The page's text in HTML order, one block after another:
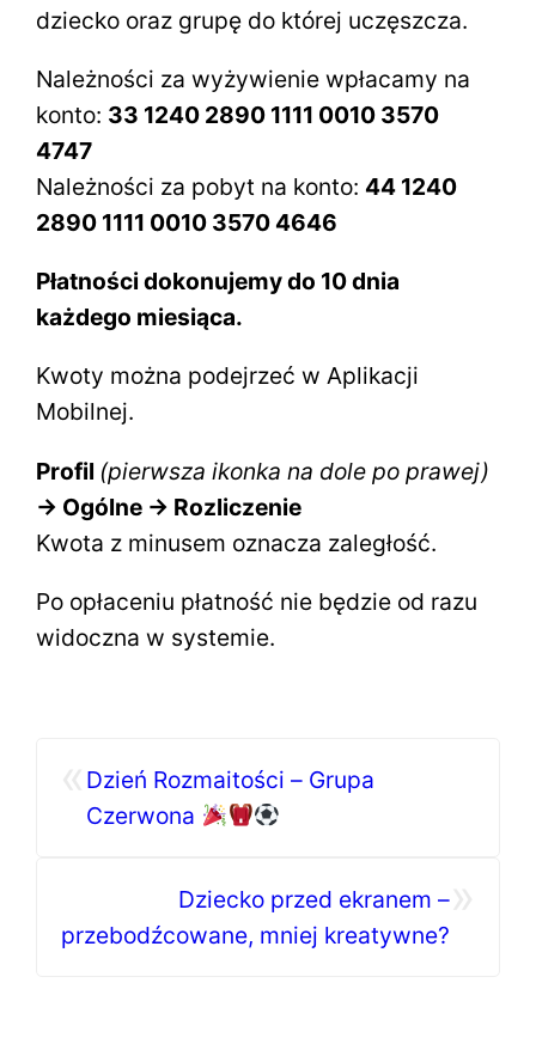
dziecko oraz grupę do której uczęszcza.
Należności za wyżywienie wpłacamy na
konto: 33 1240 2890 1111 0010 3570
4747
Należności za pobyt na konto: 44 1240
2890 1111 0010 3570 4646
Płatności dokonujemy do 10 dnia
każdego miesiąca.
Kwoty można podejrzeć w Aplikacji
Mobilnej.
Profil (pierwsza ikonka na dole po prawej)
-> Ogólne -> Rozliczenie
Kwota z minusem oznacza zaległość.
Po opłaceniu płatność nie będzie od razu
widoczna w systemie.
Dzień Rozmaitości – Grupa
Czerwona
»
Dziecko przed ekranem –
przebodźcowane, mniej kreatywne?